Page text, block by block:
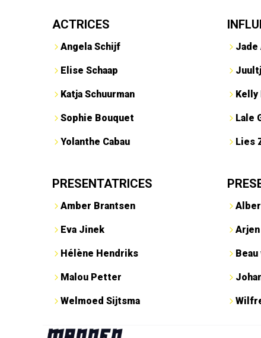
ACTRICES
Angela Schijf
Elise Schaap
Katja Schuurman
Sophie Bouquet
Yolanthe Cabau
Jade
Kelly
Lale
Lies
PRESENTATRICES
Amber Brantsen
Eva Jinek
Hélène Hendriks
Malou Petter
Welmoed Sijtsma
Arjen